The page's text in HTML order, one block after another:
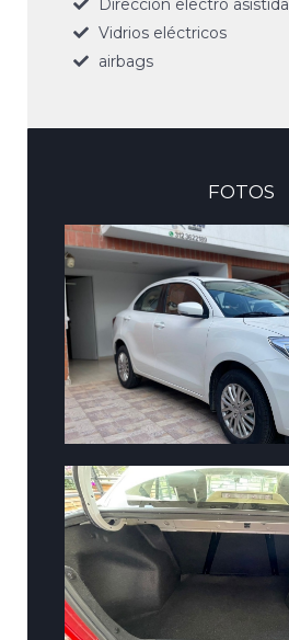
Dirección electro asistida
Vidrios eléctricos
airbags
FOTOS